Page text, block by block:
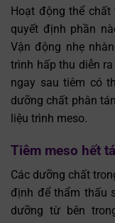
Hoạt động thể
quyết định phần
Vận động nhẹ
trình hấp thu diễn
ngay sau tiêm có
dưỡng chất phân
liệu trình meso.
Tiêm meso hết
Các dưỡng chất
định để thẩm thấu
dưỡng từ bên